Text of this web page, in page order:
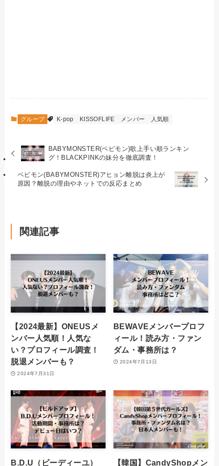
グループ K-pop KISSOFLIFE メンバー 人気順
BABYMONSTER(ベビモン)歌上手い順ランキン
グ！BLACKPINKの妹分を徹底調査！
ベビモン(BABYMONSTER)アヒョン離脱は炎上が
原因？離脱の理由やネットでの反応まとめ
関連記事
【2024最新】ONEUSメ
ンバー人気順！人気な
い？プロフィール調査！
脱退メンバーも？
2024年7月31日
BEWAVEメンバープロフ
ィール！読み方・ファン
ダム・事務所は？
2024年7月13日
B.D.U（ビーディーユ）
【韓国】CandyShopメン